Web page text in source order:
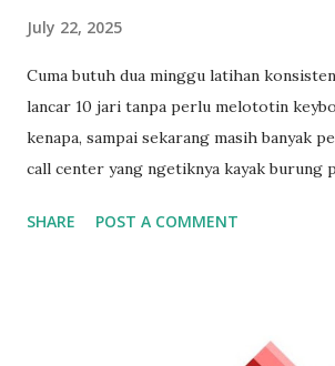
July 22, 2025
Cuma butuh dua minggu latihan
lancar 10 jari tanpa perlu melototin
kenapa, sampai sekarang masih banyak
call center yang ngetiknya kayak burung
utama kalau kerja di dunia pelayanan
bikin pelanggan frustasi. Nah, biar gak
SHARE POST A COMMENT